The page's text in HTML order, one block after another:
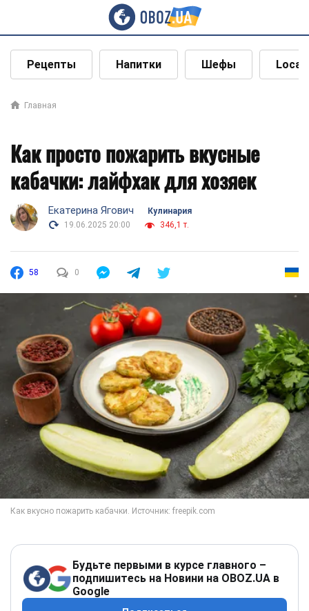
Рецепты Напитки Шефы Local
Главная
Как просто пожарить вкусные
кабачки: лайфхак для хозяек
Екатерина Ягович
Кулинария
19.06.2025 20:00
346,1 т.
58 0
Будьте первыми в курсе главного –
подпишитесь на Новини на OBOZ.UA в
Google